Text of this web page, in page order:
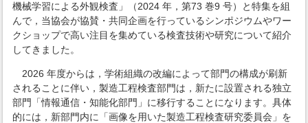
機械学習による外観検査」（2024 年，第73 巻9 号）と特集を組
んで，当協会が協賛・共同企画を行っているシンポジウムやワー
クショップで高い注目を集めている検査技術や研究について紹介
してきました。
2026 年度からは，学術組織の改編によって部門の構成が刷新
されることに伴い，製造工程検査部門は，新たに設置される独立
部門「情報通信・知能化部門」に移行することになります。具体
的には，新部門内に「画像を用いた製造工程検査研究委員会」を